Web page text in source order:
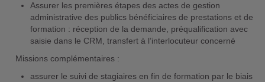
Assurer les premières étapes des actes de gestion
administrative des publics bénéficiaires de prestations et de
formation : réception de la demande, préqualification avec
saisie dans le CRM, transfert à l’interlocuteur concerné
Missions complémentaires :
assurer le suivi de stagiaires en fin de formation par le biais